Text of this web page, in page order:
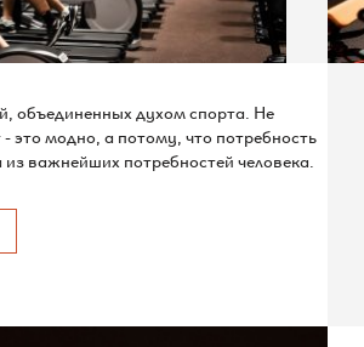
объединенных духом спорта. Не
это модно, а потому, что потребность
важнейших потребностей человека.